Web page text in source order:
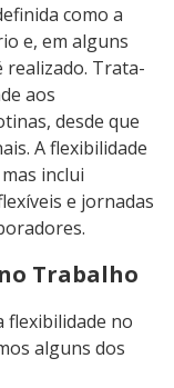
como a
e, em alguns
realizado. Trata-
aos
desde que
A flexibilidade
inclui
e jornadas
Trabalho
flexibilidade no
alguns dos